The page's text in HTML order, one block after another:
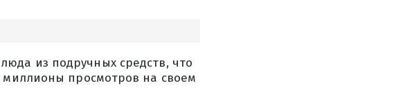
из подручных средств, что
миллионы просмотров на своем